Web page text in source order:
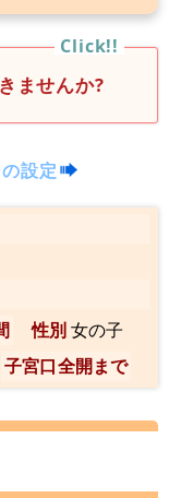
ませんか?
設定
性別女の子
子宮口全開まで